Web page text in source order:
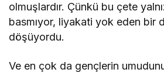
olmuşlardır. Çünkü bu çete
basmıyor, liyakati yok eden bir
döşüyordu.
Ve en çok da gençlerin umudunu